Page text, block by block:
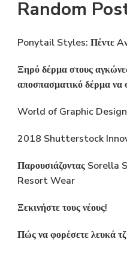
Random
Ponytail Styles: Πέντε
Ξηρό δέρμα στους
αποσπασματικό δέρμα να
World of Graphic
2018 Shutterstock
Παρουσιάζοντας
Resort Wear
Ξεκινήστε τους νέους!
Πώς να φορέσετε λευκά